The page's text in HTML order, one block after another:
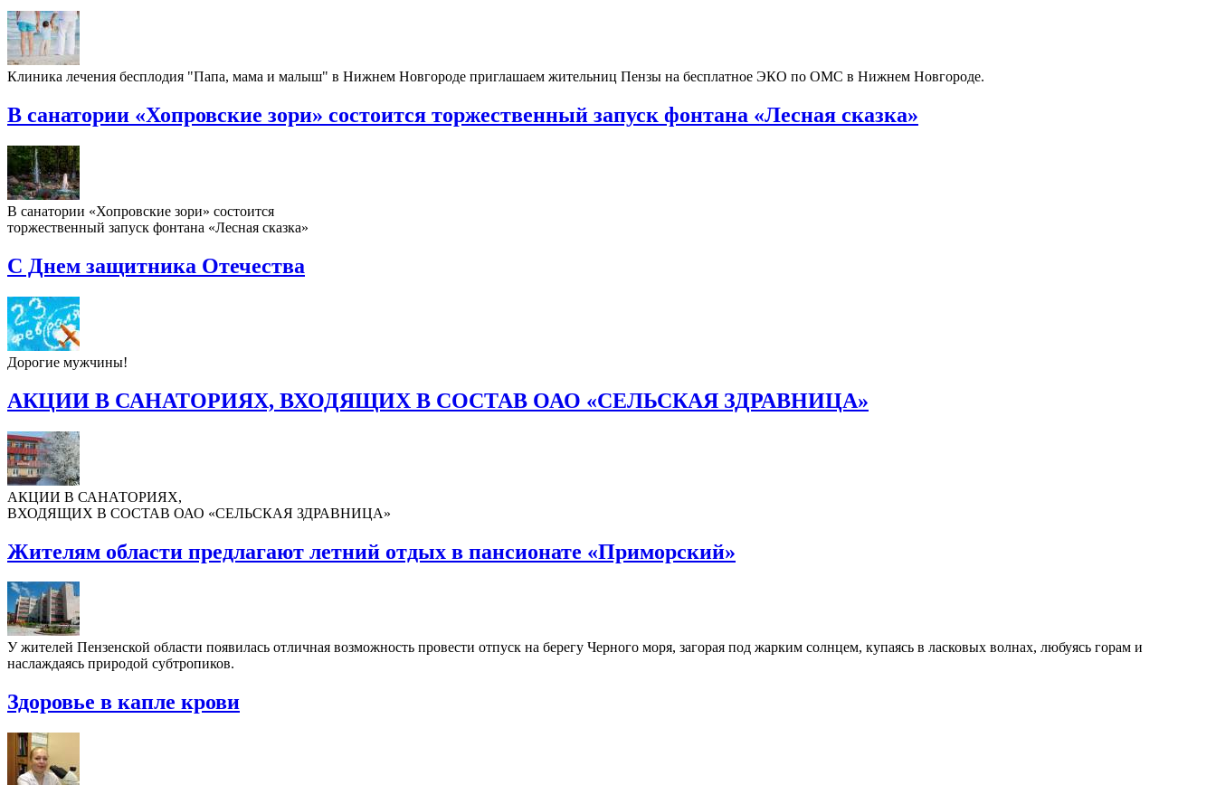
Клиника лечения бесплодия "Папа, мама и малыш" в Нижнем Новгороде приглашаем жительниц Пензы на бесплатное ЭКО по ОМС в Нижнем Новгороде.
В санатории «Хопровские зори» состоится торжественный запуск фонтана «Лесная сказка»
В санатории «Хопровские зори» состоится
торжественный запуск фонтана «Лесная сказка»
С Днем защитника Отечества
Дорогие мужчины!
АКЦИИ В САНАТОРИЯХ, ВХОДЯЩИХ В СОСТАВ ОАО «СЕЛЬСКАЯ ЗДРАВНИЦА»
АКЦИИ В САНАТОРИЯХ,
ВХОДЯЩИХ В СОСТАВ ОАО «СЕЛЬСКАЯ ЗДРАВНИЦА»
Жителям области предлагают летний отдых в пансионате «Приморский»
У жителей Пензенской области появилась отличная возможность провести отпуск на берегу Черного моря, загорая под жарким солнцем, купаясь в ласковых волнах, любуясь горам и
наслаждаясь природой субтропиков.
Здоровье в капле крови